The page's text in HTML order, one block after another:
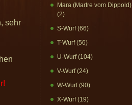
sehr
Mara (Martre vom Dippold)
(2)
S-Wurf(66)
T-Wurf(56)
U-Wurf(104)
V-Wurf(24)
W-Wurf(90)
X-Wurf(19)